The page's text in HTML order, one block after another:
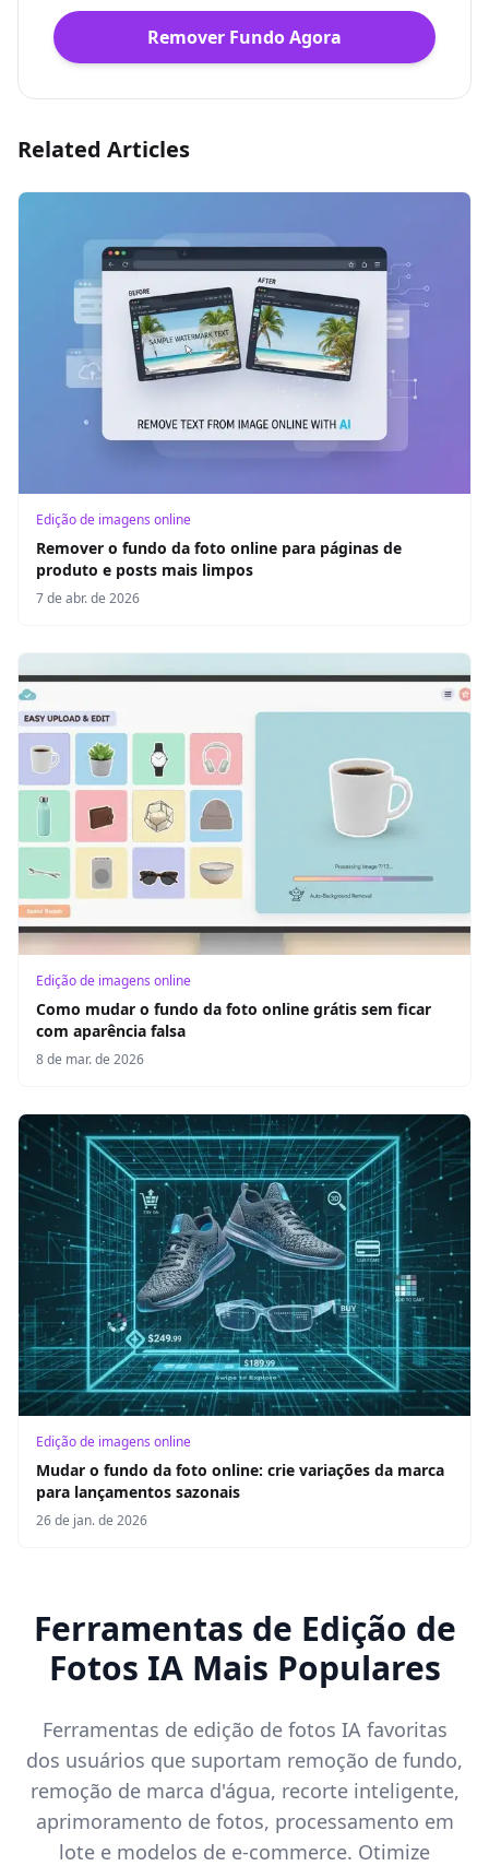
Remover Fundo Agora
Related Articles
Edição de imagens online
Remover o fundo da foto online para páginas de
produto e posts mais limpos
7 de abr. de 2026
Edição de imagens online
Como mudar o fundo da foto online grátis sem ficar
com aparência falsa
8 de mar. de 2026
Edição de imagens online
Mudar o fundo da foto online: crie variações da marca
para lançamentos sazonais
26 de jan. de 2026
Ferramentas de Edição de
Fotos IA Mais Populares
Ferramentas de edição de fotos IA favoritas
dos usuários que suportam remoção de fundo,
remoção de marca d'água, recorte inteligente,
aprimoramento de fotos, processamento em
lote e modelos de e-commerce. Otimize